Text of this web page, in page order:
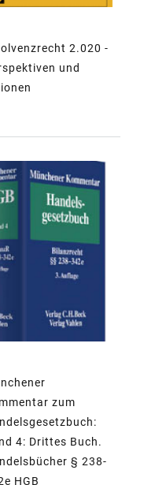
2.020 -
und
zum
4: Drittes Buch.
§ 238-
HGB